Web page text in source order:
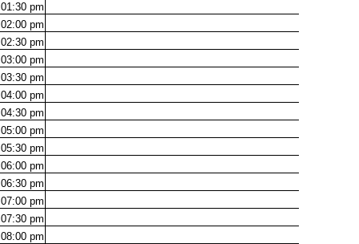
01:30 pm
02:00 pm
02:30 pm
03:00 pm
03:30 pm
04:00 pm
04:30 pm
05:00 pm
05:30 pm
06:00 pm
06:30 pm
07:00 pm
07:30 pm
08:00 pm